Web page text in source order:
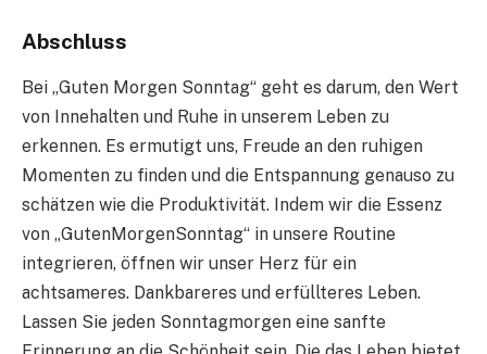
Abschluss
Bei „Guten Morgen Sonntag“ geht es darum, den Wert
von Innehalten und Ruhe in unserem Leben zu
erkennen. Es ermutigt uns, Freude an den ruhigen
Momenten zu finden und die Entspannung genauso zu
schätzen wie die Produktivität. Indem wir die Essenz
von „GutenMorgenSonntag“ in unsere Routine
integrieren, öffnen wir unser Herz für ein
achtsameres. Dankbareres und erfüllteres Leben.
Lassen Sie jeden Sonntagmorgen eine sanfte